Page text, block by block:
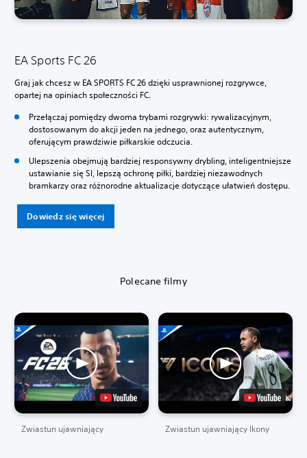
EA Sports FC 26
Graj jak chcesz w EA SPORTS FC 26 dzięki usprawnionej rozgrywce,
opartej na opiniach społeczności FC.
Przełączaj pomiędzy dwoma trybami rozgrywki: rywalizacyjnym,
dostosowanym do akcji jeden na jednego, oraz autentycznym,
oferującym prawdziwie piłkarskie odczucia.
Ulepszenia obejmują bardziej responsywny drybling, inteligentniejsze
ustawianie się SI, lepszą ochronę piłki, bardziej niezawodnych
bramkarzy oraz różnorodne aktualizacje dotyczące ułatwień dostępu.
Dowiedz się więcej
Polecane filmy
Zwiastun ujawniający Zwiastun ujawniający Ikony